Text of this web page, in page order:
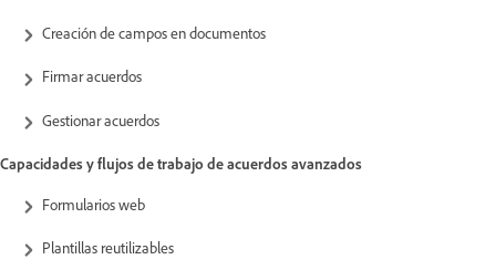
Creación de campos en documentos
Firmar acuerdos
Gestionar acuerdos
Capacidades y flujos de trabajo de acuerdos avanzados
Formularios web
Plantillas reutilizables